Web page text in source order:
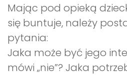
Mając pod opieką
się buntuje, należy
pytania:
Jaka może być jego
mówi „nie”? Jaka